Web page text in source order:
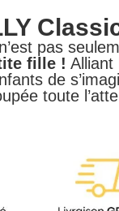
pas
fille ! Alliant
de
toute